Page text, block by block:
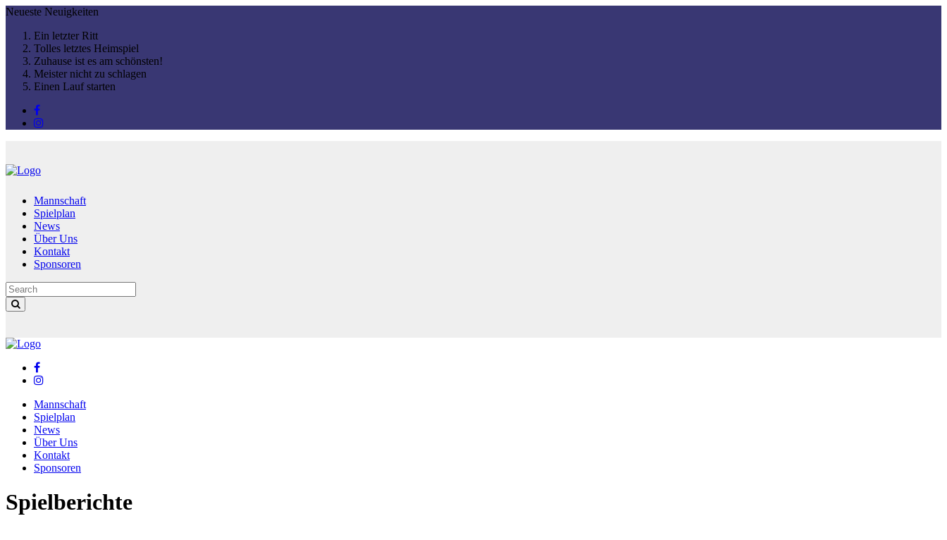
Neueste Neuigkeiten
Ein letzter Ritt
Tolles letztes Heimspiel
Zuhause ist es am schönsten!
Meister nicht zu schlagen
Einen Lauf starten
Mannschaft
Spielplan
News
Über Uns
Kontakt
Sponsoren
Mannschaft
Spielplan
News
Über Uns
Kontakt
Sponsoren
Spielberichte